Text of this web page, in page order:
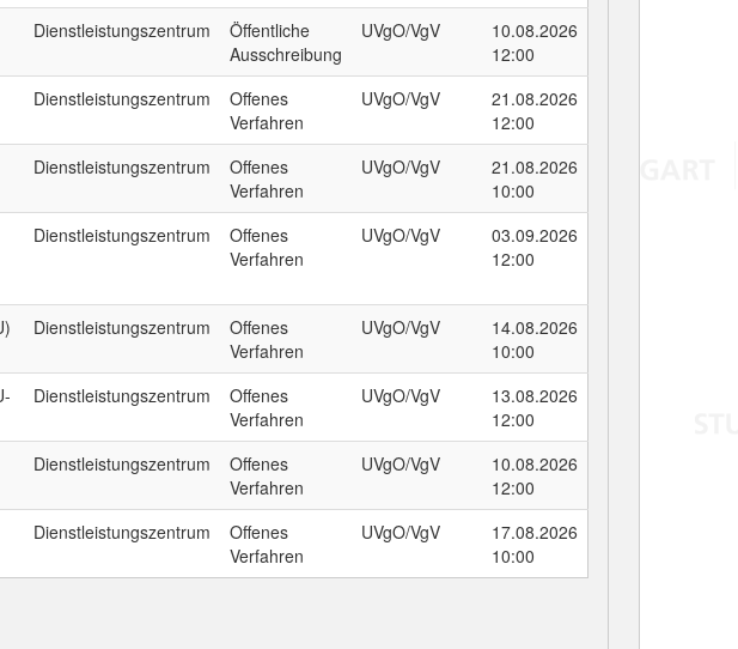
Dienstleistungszentrum
Öffentliche
Ausschreibung
UVgO/VgV
10.08.2026
12:00
Dienstleistungszentrum
Offenes
Verfahren
UVgO/VgV
21.08.2026
12:00
Dienstleistungszentrum
Offenes
Verfahren
UVgO/VgV
21.08.2026
10:00
Dienstleistungszentrum
Offenes
Verfahren
UVgO/VgV
03.09.2026
12:00
Dienstleistungszentrum
Offenes
Verfahren
UVgO/VgV
14.08.2026
10:00
Dienstleistungszentrum
Offenes
Verfahren
UVgO/VgV
13.08.2026
12:00
Dienstleistungszentrum
Offenes
Verfahren
UVgO/VgV
10.08.2026
12:00
Dienstleistungszentrum
Offenes
Verfahren
UVgO/VgV
17.08.2026
10:00